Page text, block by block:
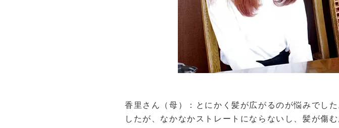
香里さん（母）：とにかく髪が広がるのが悩みでし
したが、なかなかストレートにならないし、髪が傷